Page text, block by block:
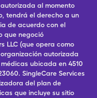
al momento
tendrá el derecho a un
de acuerdo con el
que negoció
LLC (que opera como
autorizada
ubicada en 4510
SingleCare Services
del plan de
que incluye su sitio